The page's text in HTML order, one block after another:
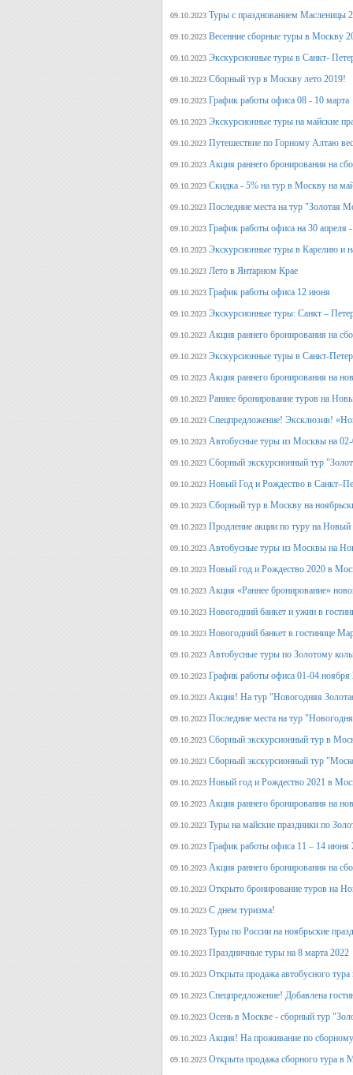
09.10.2023 Туры с празднованием Масленицы
09.10.2023 Весенние сборные туры в Москву
09.10.2023 Экскурсионные туры в Санкт-
09.10.2023 Сборный тур в Москву лето 2019!
09.10.2023 График работы офиса 08 - 10 марта
09.10.2023 Экскурсионные туры на майские
09.10.2023 Путешествие по Горному Алтаю
09.10.2023 Акция раннего бронирования на
09.10.2023 Скидка - 5% на тур в Москву на
09.10.2023 Последние места на тур "Золотая
09.10.2023 График работы офиса на 30 апреля
09.10.2023 Экскурсионные туры в Карелию и
09.10.2023 Лето в Янтарном Крае
09.10.2023 График работы офиса 12 июня
09.10.2023 Экскурсионные туры: Санкт –
09.10.2023 Акция раннего бронирования на
09.10.2023 Экскурсионные туры в Санкт-
09.10.2023 Акция раннего бронирования на
09.10.2023 Раннее бронирование туров на
09.10.2023 Спецпредложение! Эксклюзив!
09.10.2023 Автобусные туры из Москвы на
09.10.2023 Сборный экскурсионный тур
09.10.2023 Новый Год и Рождество в
09.10.2023 Сборный тур в Москву на
09.10.2023 Продление акции по туру на
09.10.2023 Автобусные туры из Москвы на
09.10.2023 Новый год и Рождество 2020 в
09.10.2023 Акция «Раннее бронирование»
09.10.2023 Новогодний банкет и ужин в
09.10.2023 Новогодний банкет в гостинице
09.10.2023 Автобусные туры по Золотому
09.10.2023 График работы офиса 01-04 ноября
09.10.2023 Акция! На тур "Новогодняя
09.10.2023 Последние места на тур
09.10.2023 Сборный экскурсионный тур в
09.10.2023 Сборный экскурсионный тур
09.10.2023 Новый год и Рождество 2021 в
09.10.2023 Акция раннего бронирования на
09.10.2023 Туры на майские праздники по
09.10.2023 График работы офиса 11 – 14 июня
09.10.2023 Акция раннего бронирования на
09.10.2023 Открыто бронирование туров на
09.10.2023 С днем туризма!
09.10.2023 Туры по России на ноябрьские
09.10.2023 Праздничные туры на 8 марта 2022
09.10.2023 Открыта продажа автобусного
09.10.2023 Спецпредложение! Добавлена
09.10.2023 Осень в Москве - сборный тур
09.10.2023 Акция! На проживание по
09.10.2023 Открыта продажа сборного тура в